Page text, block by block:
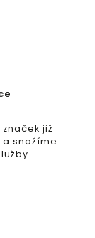
již
a snažíme